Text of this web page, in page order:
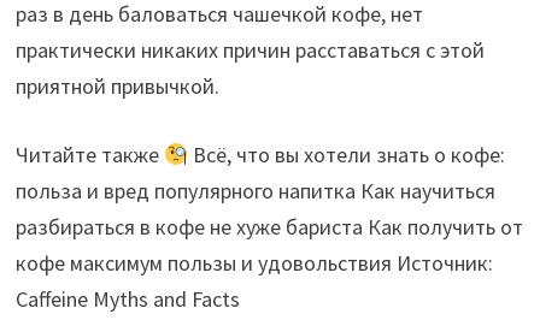
раз в день баловаться чашечкой кофе, нет
практически никаких причин расставаться с этой
приятной привычкой.
Читайте также
Всё, что вы хотели знать о кофе:
польза и вред популярного напитка Как научиться
разбираться в кофе не хуже бариста Как получить от
кофе максимум пользы и удовольствия Источник:
Caffeine Myths and Facts